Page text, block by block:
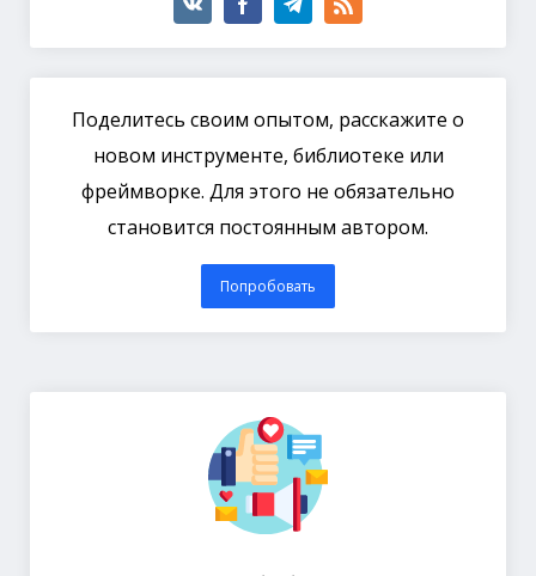
Поделитесь своим опытом, расскажите о
новом инструменте, библиотеке или
фреймворке. Для этого не обязательно
становится постоянным автором.
Попробовать